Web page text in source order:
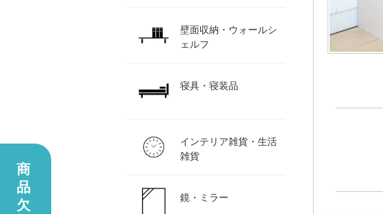
壁面収納・ウォールシ
ェルフ
寝具・寝装品
インテリア雑貨・生活
雑貨
鏡・ミラー
商
品
欠